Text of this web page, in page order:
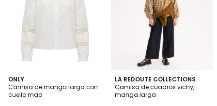
ONLY
Camisa de manga larga con
cuello mao
2
Colores
LA REDOUTE COLLECTIONS
Camisa de cuadros vichy,
manga larga
5
/
5